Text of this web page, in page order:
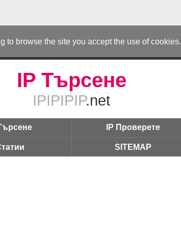
to browse the site you accept the use of cookies.
IP Търсене
IPIPIPIP.net
IP Проверете
SITEMAP